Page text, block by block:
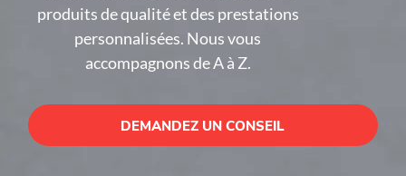
produits de qualité et des prestations
personnalisées. Nous vous
accompagnons de A à Z.
DEMANDEZ UN CONSEIL